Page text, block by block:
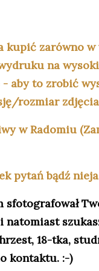
kupić zarówno
na
aby to zrobić
rozmiar
w Radomiu
pytań bądź
sfotografował
natomiast
18-tka,
kontaktu. :-)